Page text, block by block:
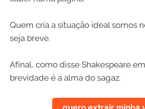
Quem cria a situação ideal somos
seja breve.
Afinal, como disse Shakespeare
brevidade é a alma do sagaz.